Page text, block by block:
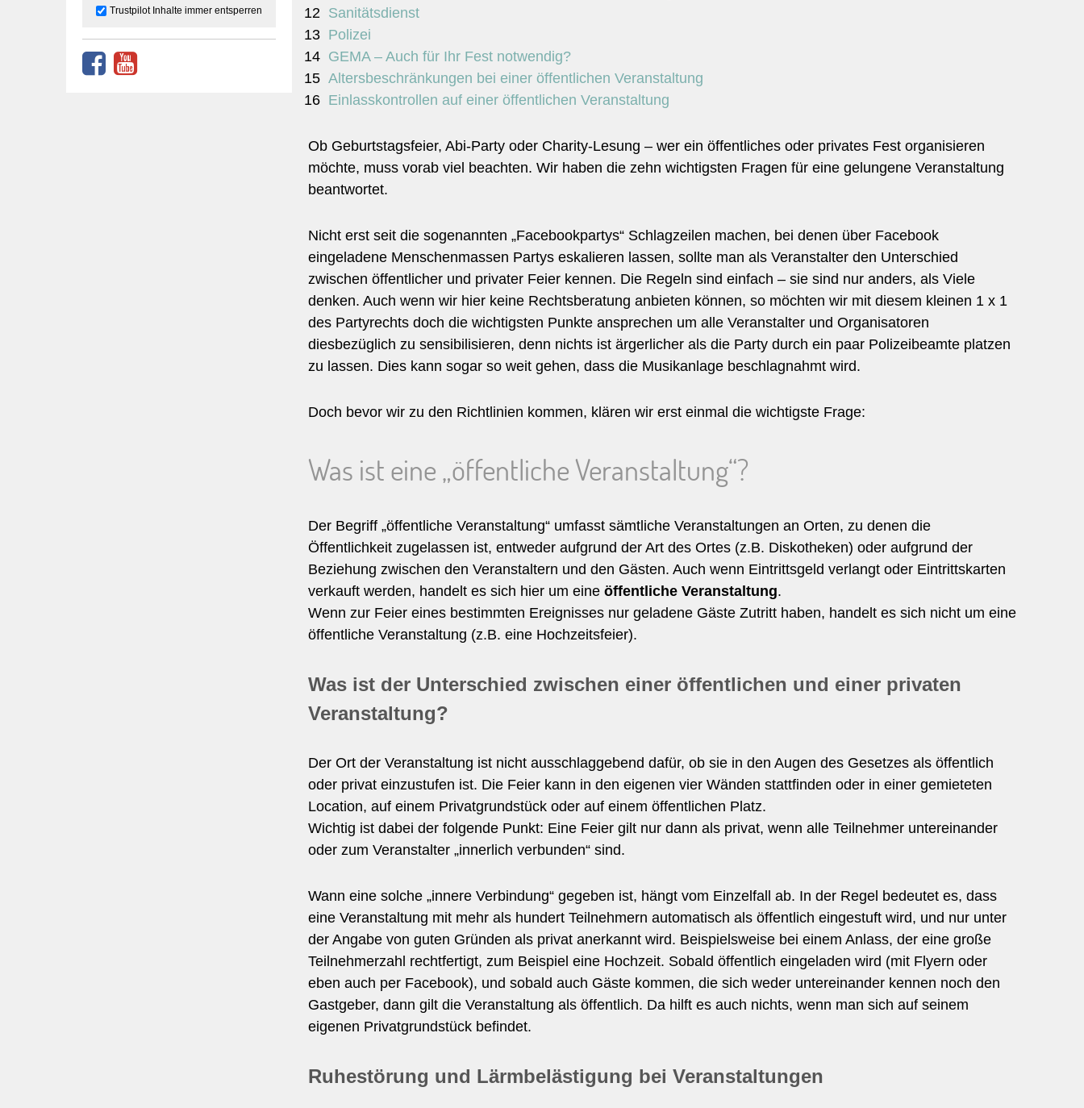
Sanitätsdienst
Polizei
GEMA – Auch für Ihr Fest notwendig?
Altersbeschränkungen bei einer öffentlichen Veranstaltung
Einlasskontrollen auf einer öffentlichen Veranstaltung
Ob Geburtstagsfeier, Abi-Party oder Charity-Lesung – wer ein öffentliches oder privates Fest organisieren
möchte, muss vorab viel beachten. Wir haben die zehn wichtigsten Fragen für eine gelungene Veranstaltung
beantwortet.
Nicht erst seit die sogenannten „Facebookpartys“ Schlagzeilen machen, bei denen über Facebook
eingeladene Menschenmassen Partys eskalieren lassen, sollte man als Veranstalter den Unterschied
zwischen öffentlicher und privater Feier kennen. Die Regeln sind einfach – sie sind nur anders, als Viele
denken. Auch wenn wir hier keine Rechtsberatung anbieten können, so möchten wir mit diesem kleinen 1 x 1
des Partyrechts doch die wichtigsten Punkte ansprechen um alle Veranstalter und Organisatoren
diesbezüglich zu sensibilisieren, denn nichts ist ärgerlicher als die Party durch ein paar Polizeibeamte platzen
zu lassen. Dies kann sogar so weit gehen, dass die Musikanlage beschlagnahmt wird.
Doch bevor wir zu den Richtlinien kommen, klären wir erst einmal die wichtigste Frage:
Was ist eine „öffentliche Veranstaltung“?
Der Begriff „öffentliche Veranstaltung“ umfasst sämtliche Veranstaltungen an Orten, zu denen die
Öffentlichkeit zugelassen ist, entweder aufgrund der Art des Ortes (z.B. Diskotheken) oder aufgrund der
Beziehung zwischen den Veranstaltern und den Gästen. Auch wenn Eintrittsgeld verlangt oder Eintrittskarten
verkauft werden, handelt es sich hier um eine öffentliche Veranstaltung.
Wenn zur Feier eines bestimmten Ereignisses nur geladene Gäste Zutritt haben, handelt es sich nicht um eine
öffentliche Veranstaltung (z.B. eine Hochzeitsfeier).
Was ist der Unterschied zwischen einer öffentlichen und einer privaten
Veranstaltung?
Der Ort der Veranstaltung ist nicht ausschlaggebend dafür, ob sie in den Augen des Gesetzes als öffentlich
oder privat einzustufen ist. Die Feier kann in den eigenen vier Wänden stattfinden oder in einer gemieteten
Location, auf einem Privatgrundstück oder auf einem öffentlichen Platz.
Wichtig ist dabei der folgende Punkt: Eine Feier gilt nur dann als privat, wenn alle Teilnehmer untereinander
oder zum Veranstalter „innerlich verbunden“ sind.
Wann eine solche „innere Verbindung“ gegeben ist, hängt vom Einzelfall ab. In der Regel bedeutet es, dass
eine Veranstaltung mit mehr als hundert Teilnehmern automatisch als öffentlich eingestuft wird, und nur unter
der Angabe von guten Gründen als privat anerkannt wird. Beispielsweise bei einem Anlass, der eine große
Teilnehmerzahl rechtfertigt, zum Beispiel eine Hochzeit. Sobald öffentlich eingeladen wird (mit Flyern oder
eben auch per Facebook), und sobald auch Gäste kommen, die sich weder untereinander kennen noch den
Gastgeber, dann gilt die Veranstaltung als öffentlich. Da hilft es auch nichts, wenn man sich auf seinem
eigenen Privatgrundstück befindet.
Ruhestörung und Lärmbelästigung bei Veranstaltungen
Trustpilot Inhalte immer entsperren